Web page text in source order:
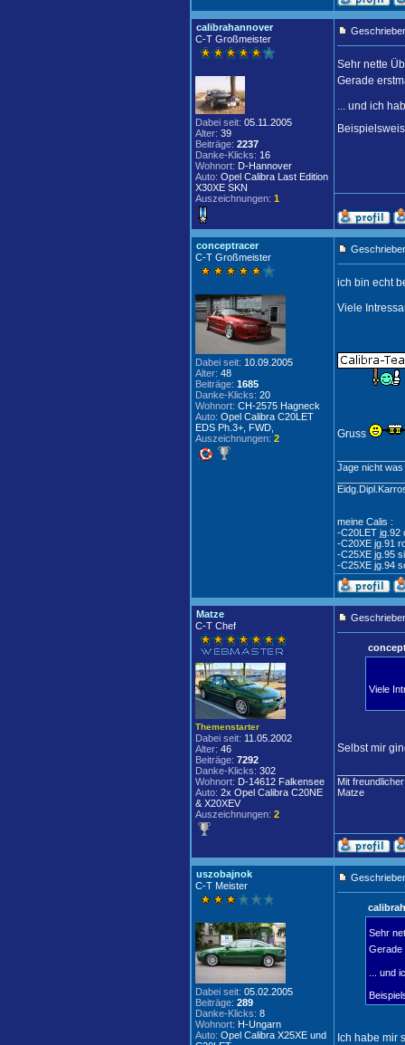
calibrahannover
C-T Großmeister
Dabei seit: 05.11.2005
Alter: 39
Beiträge: 2237
Danke-Klicks: 16
Wohnort: D-Hannover
Auto: Opel Calibra Last Edition
X30XE SKN
Auszeichnungen: 1
Sehr nette
Gerade
... und ich
conceptracer
C-T Großmeister
Dabei seit: 10.09.2005
Alter: 48
Beiträge: 1685
Danke-Klicks: 20
Wohnort: CH-2575 Hagneck
Auto: Opel Calibra C20LET
EDS Ph.3+, FWD,
Auszeichnungen: 2
ich bin echt
Viele
Gruss
Jage nicht
meine Calis :
-C20LET
-C20XE jg.91
-C25XE jg.95
-C25XE jg.94
Matze
C-T Chef
Themenstarter
Dabei seit: 11.05.2002
Alter: 46
Beiträge: 7292
Danke-Klicks: 302
Wohnort: D-14612 Falkensee
Auto: 2x Opel Calibra C20NE
& X20XEV
Auszeichnungen: 2
Viele
Selbst mir
Mit
Matze
uszobajnok
C-T Meister
Dabei seit: 05.02.2005
Beiträge: 289
Danke-Klicks: 8
Wohnort: H-Ungarn
Auto: Opel Calibra X25XE und
Sehr
Gerade
... und
Ich habe mir